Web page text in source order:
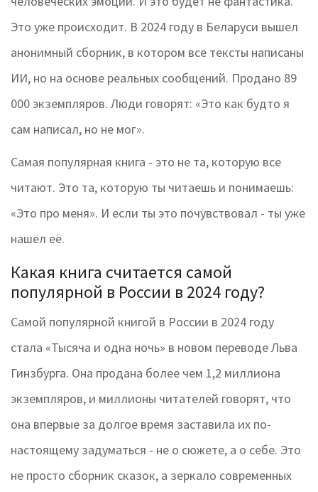
Это уже происходит. В 2024 году в Беларуси вышел
анонимный сборник, в котором все тексты написаны
ИИ, но на основе реальных сообщений. Продано 89
000 экземпляров. Люди говорят: «Это как будто я
сам написал, но не мог».
Самая популярная книга - это не та, которую все
читают. Это та, которую ты читаешь и понимаешь:
«Это про меня». И если ты это почувствовал - ты уже
нашёл её.
Какая книга считается самой
популярной в России в 2024 году?
Самой популярной книгой в России в 2024 году
стала «Тысяча и одна ночь» в новом переводе Льва
Гинзбурга. Она продана более чем 1,2 миллиона
экземпляров, и миллионы читателей говорят, что
она впервые за долгое время заставила их по-
настоящему задуматься - не о сюжете, а о себе. Это
не просто сборник сказок, а зеркало современных